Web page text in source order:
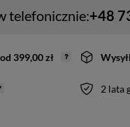
telefonicznie:+48
od 399,00 zł
2 lata